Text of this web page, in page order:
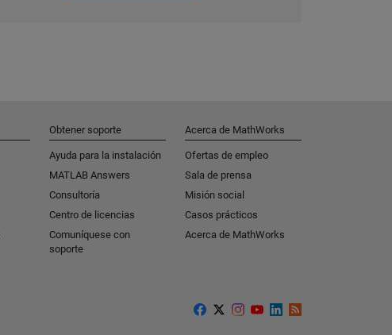
Obtener soporte
Ayuda para la instalación
MATLAB Answers
Consultoría
Centro de licencias
Comuníquese con
soporte
Acerca de MathWorks
Ofertas de empleo
Sala de prensa
Misión social
Casos prácticos
Acerca de MathWorks